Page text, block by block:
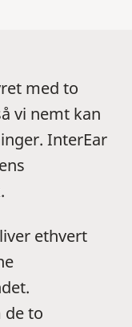
med to
vi nemt kan
InterEar
ethvert
de to